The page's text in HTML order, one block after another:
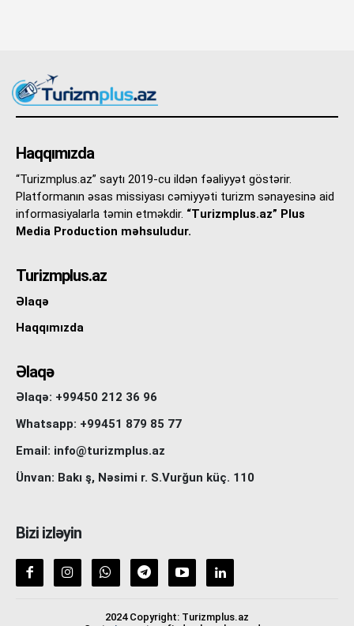
Haqqımızda
“Turizmplus.az” saytı 2019-cu ildən fəaliyyət göstərir.
Platformanın əsas missiyası cəmiyyəti turizm sənayesinə aid
informasiyalarla təmin etməkdir. “Turizmplus.az” Plus
Media Production məhsuludur.
Turizmplus.az
Əlaqə
Haqqımızda
Əlaqə
Əlaqə: +99450 212 36 96
Whatsapp: +99451 879 85 77
Email: info@turizmplus.az
Ünvan: Bakı ş, Nəsimi r. S.Vurğun küç. 110
Bizi izləyin
2024 Copyright: Turizmplus.az